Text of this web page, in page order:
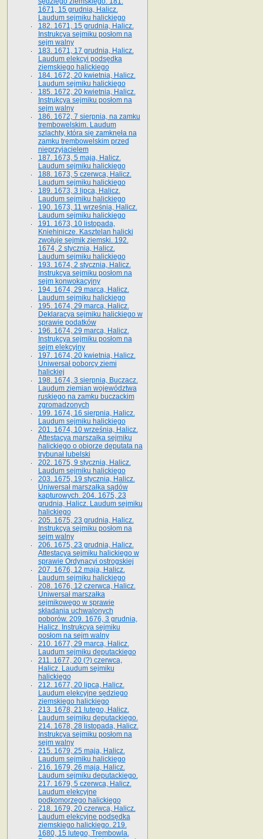
1671, 15 grudnia, Halicz.
Laudum sejmiku halickiego
182. 1671, 15 grudnia, Halicz.
Instrukcya sejmiku posłom na
sejm walny
183. 1671, 17 grudnia, Halicz.
Laudum elekcyi podsędka
ziemskiego halickiego
184. 1672, 20 kwietnia, Halicz.
Laudum sejmiku halickiego
185. 1672, 20 kwietnia, Halicz.
Instrukcya sejmiku posłom na
sejm walny
186. 1672, 7 sierpnia, na zamku
trembowelskim. Laudum
szlachty, która się zamknęła na
zamku trembowelskim przed
nieprzyjacielem
187. 1673, 5 maja, Halicz.
Laudum sejmiku halickiego
188. 1673, 5 czerwca, Halicz.
Laudum sejmiku halickiego
189. 1673, 3 lipca, Halicz.
Laudum sejmiku halickiego
190. 1673, 11 września, Halicz.
Laudum sejmiku halickiego
191. 1673, 10 listopada,
Kniehinicze. Kasztelan halicki
zwołuje sejmik ziemski. 192.
1674, 2 stycznia, Halicz.
Laudum sejmiku halickiego
193. 1674, 2 stycznia, Halicz.
Instrukcya sejmiku posłom na
sejm konwokacyjny
194. 1674, 29 marca, Halicz.
Laudum sejmiku halickiego
195. 1674, 29 marca, Halicz.
Deklaracya sejmiku halickiego w
sprawie podatków
196. 1674, 29 marca, Halicz.
Instrukcya sejmiku posłom na
sejm elekcyjny
197. 1674, 20 kwietnia, Halicz.
Uniwersał poborcy ziemi
halickiej
198. 1674, 3 sierpnia, Buczacz.
Laudum ziemian województwa
ruskiego na zamku buczackim
zgromadzonych
199. 1674, 16 sierpnia, Halicz.
Laudum sejmiku halickiego
201. 1674, 10 września, Halicz.
Attestacya marszałka sejmiku
halickiego o obiorze deputata na
trybunał lubelski
202. 1675, 9 stycznia, Halicz.
Laudum sejmiku halickiego
203. 1675, 19 stycznia, Halicz.
Uniwersał marszałka sądów
kapturowych. 204. 1675, 23
grudnia, Halicz. Laudum sejmiku
halickiego
205. 1675, 23 grudnia, Halicz.
Instrukcya sejmiku posłom na
sejm walny
206. 1675, 23 grudnia, Halicz.
Attestacya sejmiku halickiego w
sprawie Ordynacyi ostrogskiej
207. 1676, 12 maja, Halicz.
Laudum sejmiku halickiego
208. 1676, 12 czerwca, Halicz.
Uniwersał marszałka
sejmikowego w sprawie
składania uchwalonych
poborów. 209. 1676, 3 grudnia,
Halicz. Instrukcya sejmiku
posłom na sejm walny
210. 1677, 29 marca, Halicz.
Laudum sejmiku deputackiego
211. 1677, 20 (?) czerwca,
Halicz. Laudum sejmiku
halickiego
212. 1677, 20 lipca, Halicz.
Laudum elekcyjne sędziego
ziemskiego halickiego
213. 1678, 21 lutego, Halicz.
Laudum sejmiku deputackiego.
214. 1678, 28 listopada, Halicz.
Instrukcya sejmiku posłom na
sejm walny
215. 1679, 25 maja, Halicz.
Laudum sejmiku halickiego
216. 1679, 26 maja, Halicz.
Laudum sejmiku deputackiego.
217. 1679, 5 czerwca, Halicz.
Laudum elekcyjne
podkomorzego halickiego
218. 1679, 20 czerwca, Halicz.
Laudum elekcyjne podsędka
ziemskiego halickiego. 219.
1680, 15 lutego, Trembowla.